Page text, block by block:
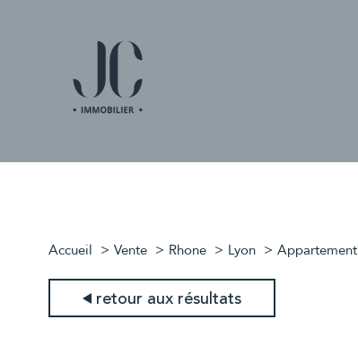
Accueil Vente Rhone Lyon Appartement
retour aux résultats